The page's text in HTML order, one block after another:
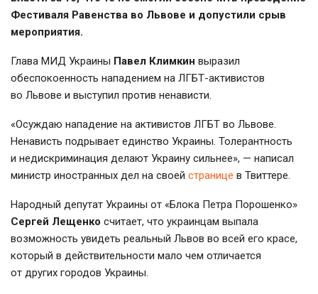
Фестиваля Равенства во Львове и допустили срыв
мероприятия.
Глава МИД Украины Павел Климкин выразил
обеспокоенность нападением на ЛГБТ-активистов
во Львове и выступил против ненависти.
«Осуждаю нападение на активистов ЛГБТ во Львове.
Ненависть подрывает единство Украины. Толерантность
и недискриминация делают Украину сильнее», — написал
министр иностранных дел на своей странице в Твиттере.
Народный депутат Украины от «Блока Петра Порошенко»
Сергей Лещенко считает, что украинцам выпала
возможность увидеть реальный Львов во всей его красе,
который в действительности мало чем отличается
от других городов Украины.